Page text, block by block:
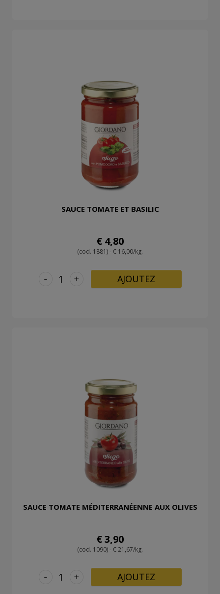
SAUCE TOMATE ET BASILIC
€ 4,80
(cod. 1881) - € 16,00/kg.
+
- AJOUTEZ
SAUCE TOMATE MÉDITERRANÉENNE AUX OLIVES
€ 3,90
(cod. 1090) - € 21,67/kg.
+
- AJOUTEZ